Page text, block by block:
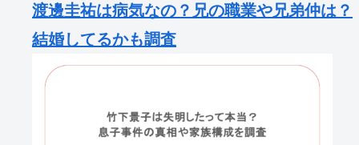
渡邊圭祐は病気なの？兄の職業や兄弟仲は？
結婚してるかも調査